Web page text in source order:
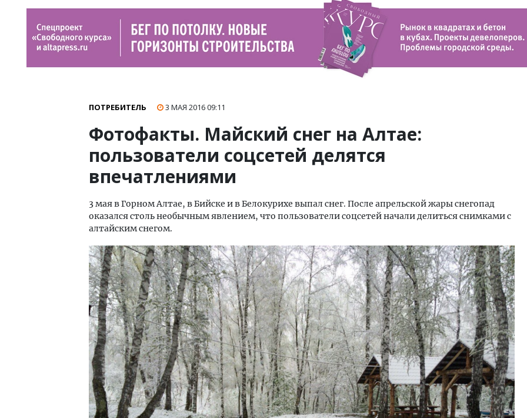
ПОТРЕБИТЕЛЬ 3 МАЯ 201609:11
Фотофакты. Майский снег на Алтае:
пользователи соцсетей делятся
впечатлениями
3 мая в Горном Алтае, в Бийске и в Белокурихе выпал снег. После апрельской жары снегопад
оказался столь необычным явлением, что пользователи соцсетей начали делиться снимками с
алтайским снегом.
Архитектурный код начинается с
земли. Мощение крупноформатными
плитами становится новым
Смелость архитектурных идей.
Генеральный директор компании
ЗИАС — об эстетике городов,
Ищем новые берега.
«Жилищной инициативы»
Гатилов — о том, как